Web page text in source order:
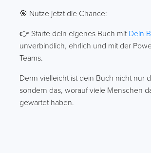
🎯 Nutze jetzt die Chance:
👉 Starte dein eigenes Buch mit Dein
unverbindlich, ehrlich und mit der
Teams.
Denn vielleicht ist dein Buch nicht nur
sondern das, worauf viele Menschen
gewartet haben.